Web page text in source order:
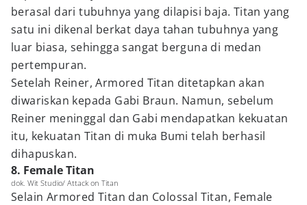
berasal dari tubuhnya yang dilapisi baja. Titan yang
satu ini dikenal berkat daya tahan tubuhnya yang
luar biasa, sehingga sangat berguna di medan
pertempuran.
Setelah Reiner, Armored Titan ditetapkan akan
diwariskan kepada Gabi Braun. Namun, sebelum
Reiner meninggal dan Gabi mendapatkan kekuatan
itu, kekuatan Titan di muka Bumi telah berhasil
dihapuskan.
8. Female Titan
dok. Wit Studio/ Attack on Titan
Selain Armored Titan dan Colossal Titan, Female